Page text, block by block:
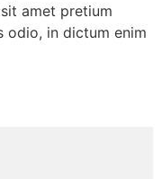
amet pretium
odio, in dictum enim